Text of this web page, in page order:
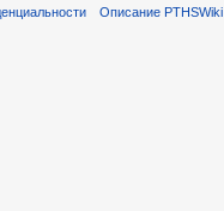
Описание PTHSWiki